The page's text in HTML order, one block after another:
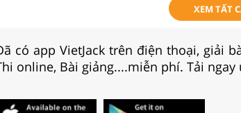
XEM TẤT
có app VietJack trên điện thoại, giải
online, Bài giảng....miễn phí. Tải